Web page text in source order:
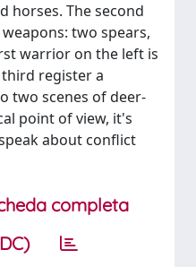
horses. The second
two spears,
warrior on the left is
register a
two scenes of deer-
point of view, it's
about conflict
completa